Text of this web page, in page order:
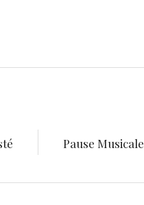
Pause Musicale